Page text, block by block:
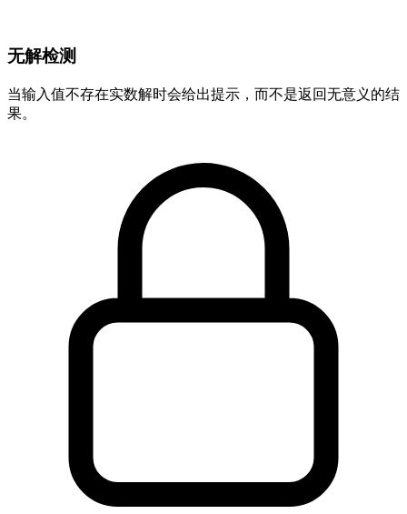
无解检测
当输入值不存在实数解时会给出提示，而不是返回无意义的结
果。